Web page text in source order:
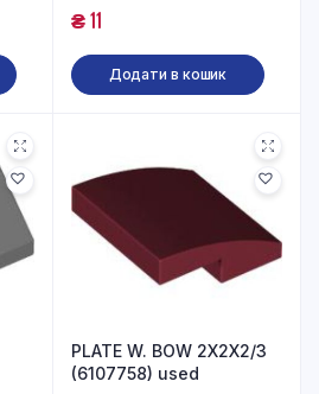
₴11
Додати в кошик
PLATE W. BOW 2X2X2/3
(6107758) used